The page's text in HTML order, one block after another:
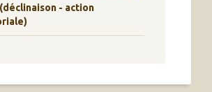
- action